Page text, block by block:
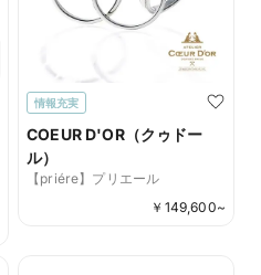
情報充実
COEUR D'OR（クゥドー
ル）
【priére】プリエール
￥ 149,600~